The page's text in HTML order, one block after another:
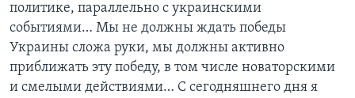
политике, параллельно с украинскими
событиями… Мы не должны ждать победы
Украины сложа руки, мы должны активно
приближать эту победу, в том числе новаторскими
и смелыми действиями… С сегодняшнего дня я